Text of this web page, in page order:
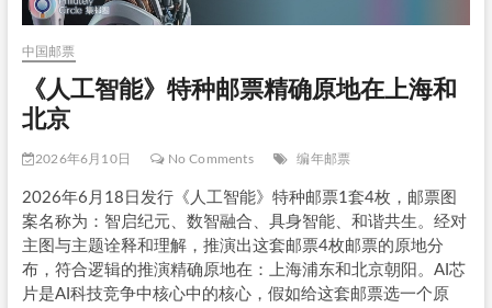
中国邮票
《人工智能》特种邮票精确原地在上海和
北京
2026年6月10日 No Comments 编年邮票
2026年6月18日发行《人工智能》特种邮票1套4枚，邮票图
案名称为：智启纪元、数智融合、具身智能、和谐共生。经对
主图与主题诠释和理解，推演出这套邮票4枚邮票的原地分
布，符合逻辑的推演精确原地在：上海浦东和北京朝阳。AI芯
片是AI科技竞争中核心中的核心，假如给这套邮票选一个原